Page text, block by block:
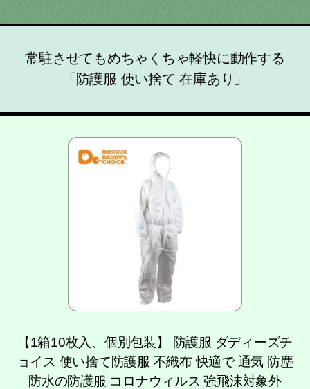
常駐させてもめちゃくちゃ軽快に動作する
「防護服 使い捨て 在庫あり」
【1箱10枚入、個別包装】 防護服 ダディーズチ
ョイス 使い捨て防護服 不織布 快適で 通気 防塵
防水の防護服 コロナウィルス 強飛沫対象外